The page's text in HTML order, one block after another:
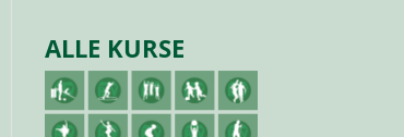
ALLE KURSE